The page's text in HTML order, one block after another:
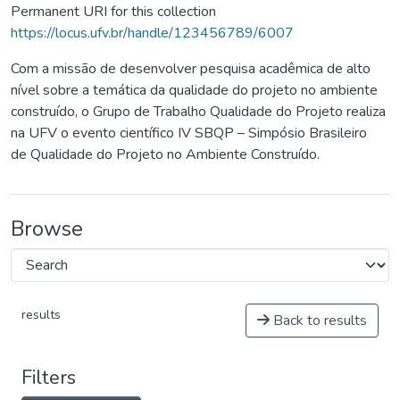
Permanent URI for this collection
https://locus.ufv.br/handle/123456789/6007
Com a missão de desenvolver pesquisa acadêmica de alto
nível sobre a temática da qualidade do projeto no ambiente
construído, o Grupo de Trabalho Qualidade do Projeto realiza
na UFV o evento científico IV SBQP – Simpósio Brasileiro
de Qualidade do Projeto no Ambiente Construído.
Browse
results Back to results
Filters